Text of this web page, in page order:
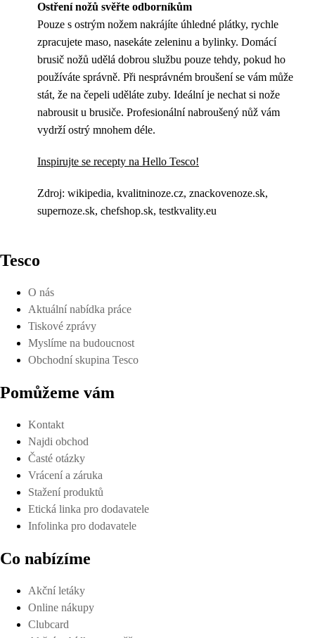
Ostření nožů svěřte odborníkům
Pouze s ostrým nožem nakrájíte úhledné plátky, rychle
zpracujete maso, nasekáte zeleninu a bylinky. Domácí
brusič nožů udělá dobrou službu pouze tehdy, pokud ho
používáte správně. Při nesprávném broušení se vám může
stát, že na čepeli uděláte zuby. Ideální je nechat si nože
nabrousit u brusiče. Profesionální nabroušený nůž vám
vydrží ostrý mnohem déle.
Inspirujte se recepty na Hello Tesco!
Zdroj: wikipedia, kvalitninoze.cz, znackovenoze.sk,
supernoze.sk, chefshop.sk, testkvality.eu
Tesco
O nás
Aktuální nabídka práce
Tiskové zprávy
Myslíme na budoucnost
Obchodní skupina Tesco
Pomůžeme vám
Kontakt
Najdi obchod
Časté otázky
Vrácení a záruka
Stažení produktů
Etická linka pro dodavatele
Infolinka pro dodavatele
Co nabízíme
Akční letáky
Online nákupy
Clubcard